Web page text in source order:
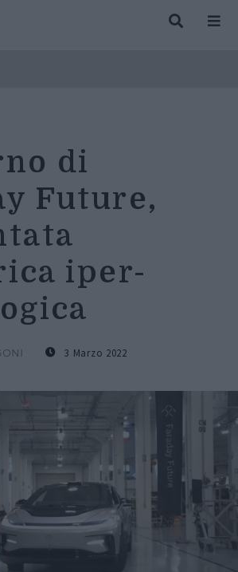
di
Future,
iper-
3 Marzo 2022